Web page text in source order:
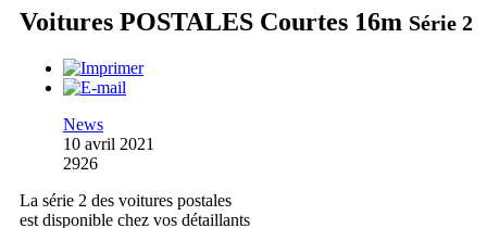
Voitures POSTALES Courtes 16m Série 2
News
10 avril 2021
2926
La série 2 des voitures postales
est disponible chez vos détaillants